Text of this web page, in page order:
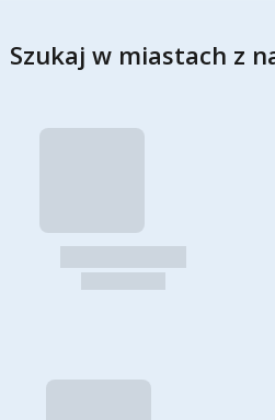
Szukaj w miastach z